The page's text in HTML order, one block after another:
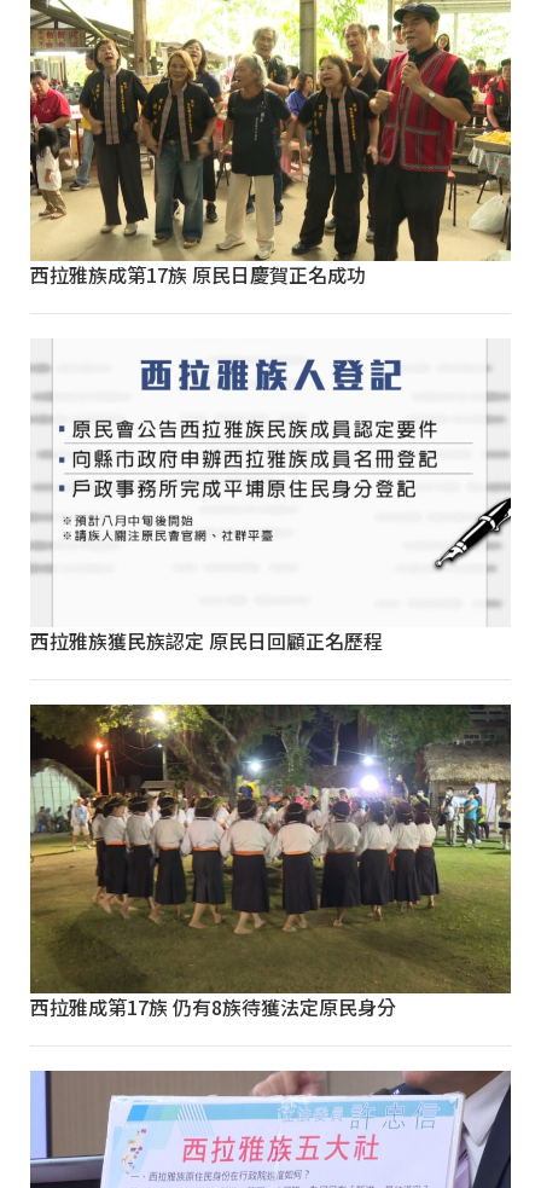
西拉雅族成第17族 原民日慶賀正名成功
西拉雅族獲民族認定 原民日回顧正名歷程
西拉雅成第17族 仍有8族待獲法定原民身分